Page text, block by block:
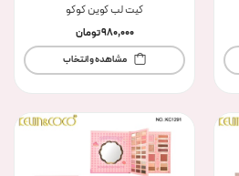
کیت لب کوین کوکو
980,000تومان
مشاهده و انتخاب